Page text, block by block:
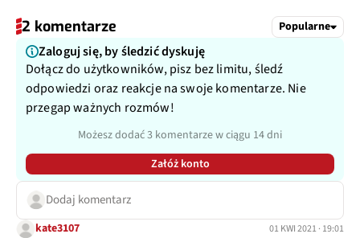
2 komentarze Popularne
Zaloguj się, by śledzić dyskuję
Dołącz do użytkowników, pisz bez limitu, śledź
odpowiedzi oraz reakcje na swoje komentarze. Nie
przegap ważnych rozmów!
Możesz dodać 3 komentarze w ciągu 14 dni
Załóż konto
Dodaj komentarz
kate3107 01 KWI 2021 · 19:01